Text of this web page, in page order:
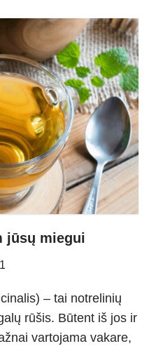
jūsų miegui
– tai notrelinių
rūšis. Būtent iš jos ir
vartojama vakare,